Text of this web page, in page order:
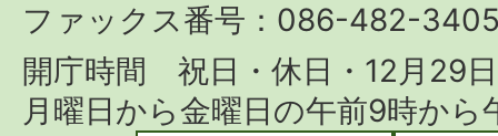
ファックス番号：086-482-
開庁時間 祝日・休日・12月29
月曜日から金曜日の午前9時か